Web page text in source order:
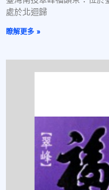
處於北迴歸
瞭解更多 »